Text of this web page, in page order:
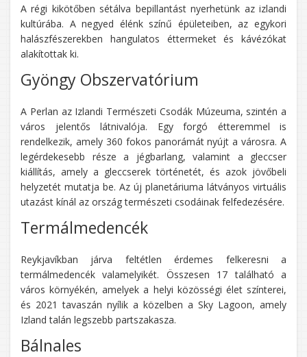
A régi kikötőben sétálva bepillantást nyerhetünk az izlandi
kultúrába. A negyed élénk színű épületeiben, az egykori
halászfészerekben hangulatos éttermeket és kávézókat
alakítottak ki.
Gyöngy Obszervatórium
A Perlan az Izlandi Természeti Csodák Múzeuma, szintén a
város jelentős látnivalója. Egy forgó étteremmel is
rendelkezik, amely 360 fokos panorámát nyújt a városra. A
legérdekesebb része a jégbarlang, valamint a gleccser
kiállítás, amely a gleccserek történetét, és azok jövőbeli
helyzetét mutatja be. Az új planetáriuma látványos virtuális
utazást kínál az ország természeti csodáinak felfedezésére.
Termálmedencék
Reykjavíkban járva feltétlen érdemes felkeresni a
termálmedencék valamelyikét. Összesen 17 található a
város környékén, amelyek a helyi közösségi élet színterei,
és 2021 tavaszán nyílik a közelben a Sky Lagoon, amely
Izland talán legszebb partszakasza.
Bálnales